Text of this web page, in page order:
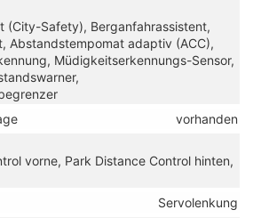
(City-Safety), Berganfahrassistent,
Abstandstempomat adaptiv (ACC),
Müdigkeitserkennungs-Sensor,
vorhanden
vorne, Park Distance Control hinten,
Servolenkung